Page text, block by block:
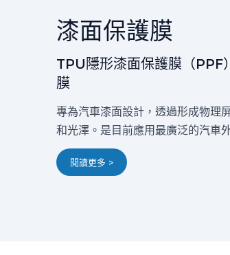
漆面保護膜
TPU隱形漆面保護膜（PPF
膜
專為汽車漆面設計，透過形成物理
和光澤。是目前應用最廣泛的汽車
閱讀更多 >